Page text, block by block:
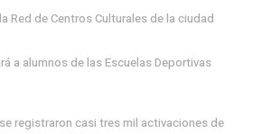
Red de Centros Culturales de la ciudad
a alumnos de las Escuelas Deportivas
registraron casi tres mil activaciones de